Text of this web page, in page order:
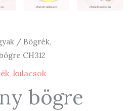
/ Bögrék,
CH312
kulacsok
bögre